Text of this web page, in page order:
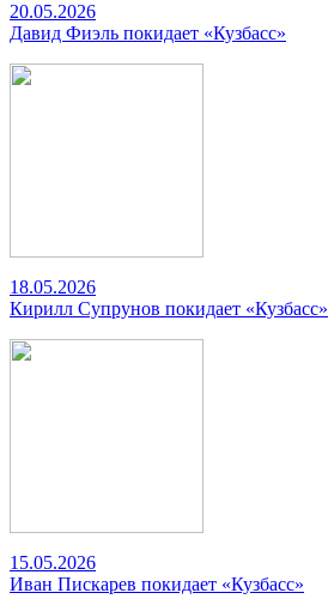
20.05.2026
Давид Фиэль покидает «Кузбасс»
18.05.2026
Кирилл Супрунов покидает «Кузбасс»
15.05.2026
Иван Пискарев покидает «Кузбасс»